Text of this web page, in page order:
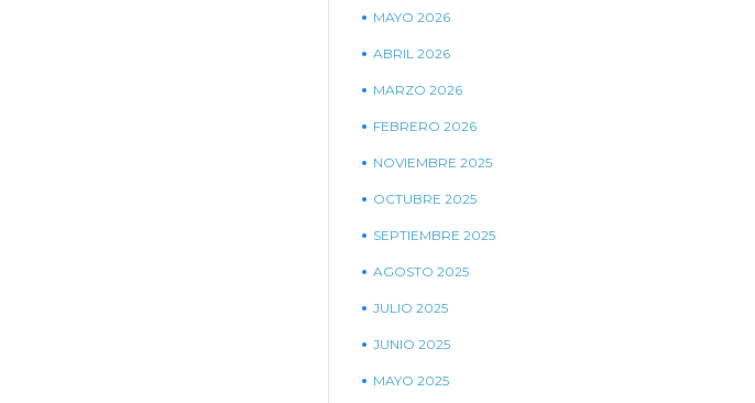
MAYO 2026
ABRIL 2026
MARZO 2026
FEBRERO 2026
NOVIEMBRE 2025
OCTUBRE 2025
SEPTIEMBRE 2025
AGOSTO 2025
JULIO 2025
JUNIO 2025
MAYO 2025